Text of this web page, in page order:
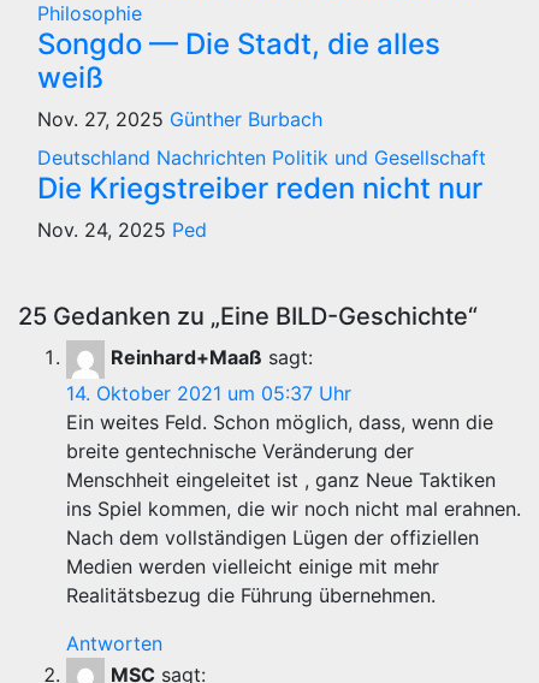
Philosophie
Songdo — Die Stadt, die alles
weiß
Nov. 27, 2025 Günther Burbach
Deutschland Nachrichten Politik und Gesellschaft
Die Kriegstreiber reden nicht nur
Nov. 24, 2025 Ped
25 Gedanken zu „Eine BILD-Geschichte“
Reinhard+Maaß sagt:
14. Oktober 2021 um 05:37 Uhr
Ein weites Feld. Schon möglich, dass, wenn die
breite gentechnische Veränderung der
Menschheit eingeleitet ist , ganz Neue Taktiken
ins Spiel kommen, die wir noch nicht mal erahnen.
Nach dem vollständigen Lügen der offiziellen
Medien werden vielleicht einige mit mehr
Realitätsbezug die Führung übernehmen.
Antworten
MSC sagt: